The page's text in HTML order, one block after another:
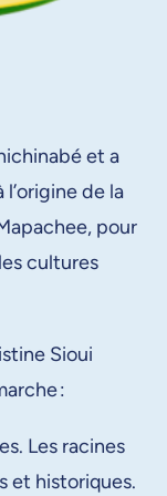
et a
de la
pour
cultures
Sioui
:
Les racines
et historiques.